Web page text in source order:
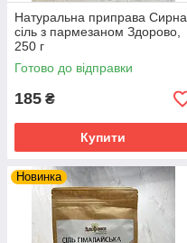
Натуральна приправа Сирна
сіль з пармезаном Здорово,
250 г
Готово до відправки
185 ₴
Купити
Новинка